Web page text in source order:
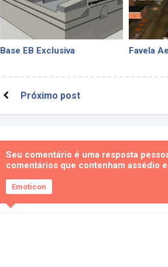
Base EB Exclusiva Favela
Próximo post
Seu comentário é uma resposta
comentários que contenham assédio
Emoticon